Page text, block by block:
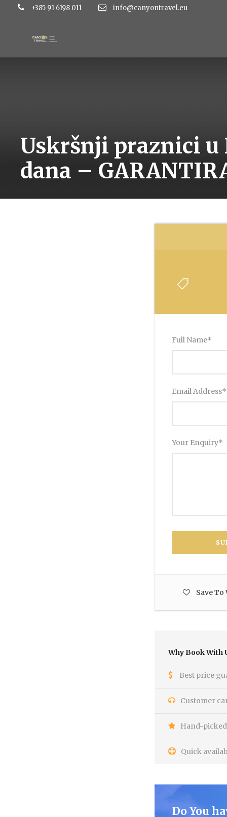
+385 91 6198 011 info@canyontravel.eu
Uskršnji praznici
dana –
Full Name*
Email Address*
Your Enquiry*
Save To
Why Book With
Best price
Customer
Hand-
Quick
Do You